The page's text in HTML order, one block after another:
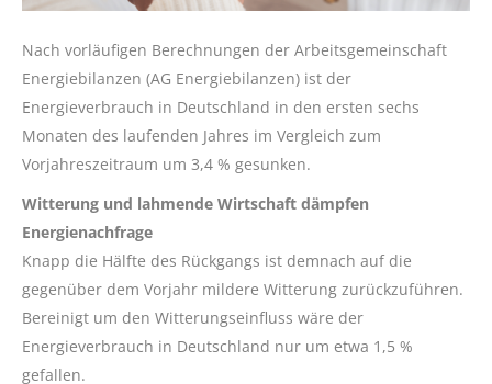
Nach vorläufigen Berechnungen der Arbeitsgemeinschaft
Energiebilanzen (AG Energiebilanzen) ist der
Energieverbrauch in Deutschland in den ersten sechs
Monaten des laufenden Jahres im Vergleich zum
Vorjahreszeitraum um 3,4 % gesunken.
Witterung und lahmende Wirtschaft dämpfen
Energienachfrage
Knapp die Hälfte des Rückgangs ist demnach auf die
gegenüber dem Vorjahr mildere Witterung zurückzuführen.
Bereinigt um den Witterungseinfluss wäre der
Energieverbrauch in Deutschland nur um etwa 1,5 %
gefallen.